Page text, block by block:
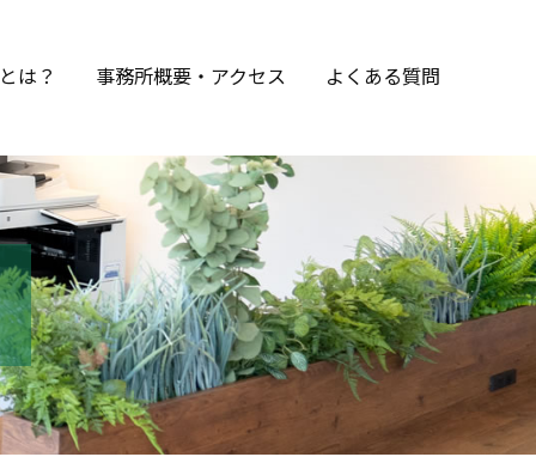
は？ 事務所概要・アクセス よくある質問